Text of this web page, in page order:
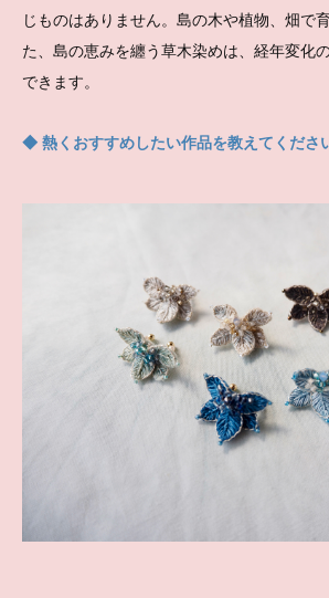
じものはありません。島の木や植物、畑で
た、島の恵みを纏う草木染めは、経年変化
できます。
◆ 熱くおすすめしたい作品を教えてくださ